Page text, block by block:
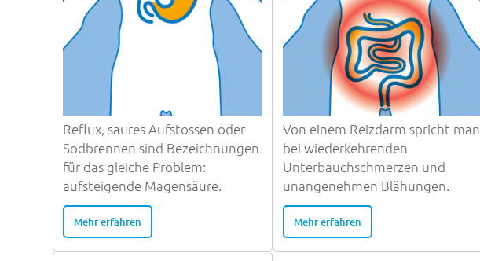
Reflux, saures Aufstossen oder
Sodbrennen sind Bezeichnungen
für das gleiche Problem:
aufsteigende Magensäure.
Mehr erfahren
Von einem Reizdarm spricht man
bei wiederkehrenden
Unterbauchschmerzen und
unangenehmen Blähungen.
Mehr erfahren